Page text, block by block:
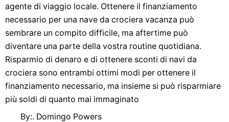
agente di viaggio locale. Ottenere il finanziamento
necessario per una nave da crociera vacanza può
sembrare un compito difficile, ma aftertime può
diventare una parte della vostra routine quotidiana.
Risparmio di denaro e di ottenere sconti di navi da
crociera sono entrambi ottimi modi per ottenere il
finanziamento necessario, ma insieme si può risparmiare
più soldi di quanto mai immaginato
By:. Domingo Powers